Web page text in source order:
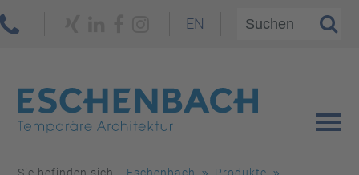
EN
Sie befinden sich
Eschenbach
Produkte